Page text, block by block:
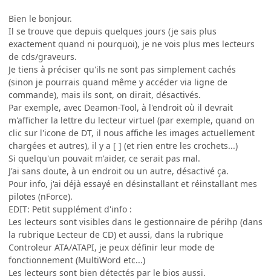
Bien le bonjour.
Il se trouve que depuis quelques jours (je sais plus
exactement quand ni pourquoi), je ne vois plus mes lecteurs
de cds/graveurs.
Je tiens à préciser qu'ils ne sont pas simplement cachés
(sinon je pourrais quand même y accéder via ligne de
commande), mais ils sont, on dirait, désactivés.
Par exemple, avec Deamon-Tool, à l'endroit où il devrait
m'afficher la lettre du lecteur virtuel (par exemple, quand on
clic sur l'icone de DT, il nous affiche les images actuellement
chargées et autres), il y a [ ] (et rien entre les crochets...)
Si quelqu'un pouvait m'aider, ce serait pas mal.
J'ai sans doute, à un endroit ou un autre, désactivé ça.
Pour info, j'ai déjà essayé en désinstallant et réinstallant mes
pilotes (nForce).
EDIT: Petit supplément d'info :
Les lecteurs sont visibles dans le gestionnaire de périhp (dans
la rubrique Lecteur de CD) et aussi, dans la rubrique
Controleur ATA/ATAPI, je peux définir leur mode de
fonctionnement (MultiWord etc...)
Les lecteurs sont bien détectés par le bios aussi.